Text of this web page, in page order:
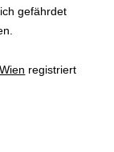
gefährdet
registriert